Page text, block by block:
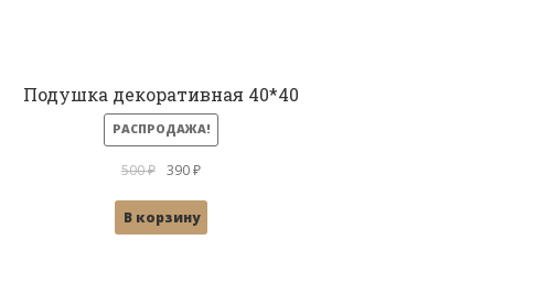
Подушка декоративная 40*40
РАСПРОДАЖА!
500₽
Первоначальная
составляла
390₽Текущая
390 ₽.
В корзину